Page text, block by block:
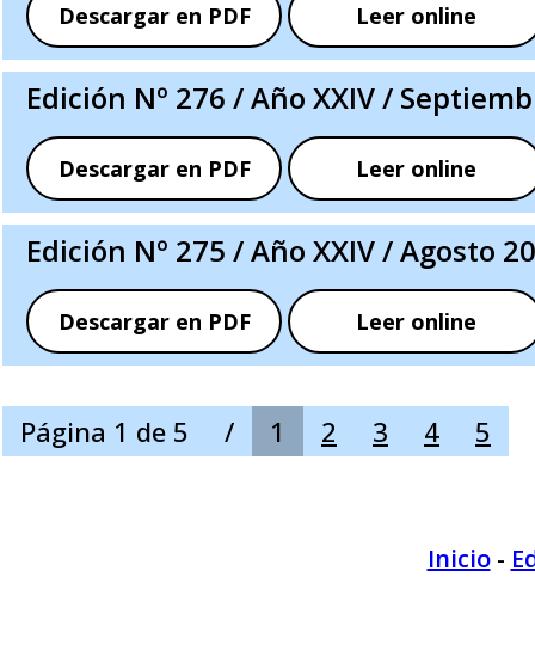
Descargar en PDF Leer online
Edición Nº 276 / Año XXIV /
Descargar en PDF Leer online
Edición Nº 275 / Año XXIV / Agosto
Descargar en PDF Leer online
Página 1 de 5 / 1 2 3 4 5
Inicio-